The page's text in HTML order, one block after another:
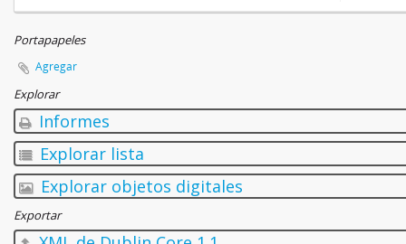
Portapapeles
Agregar
Explorar
Informes
Explorar lista
Explorar objetos digitales
Exportar